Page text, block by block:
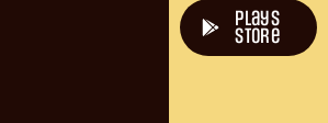
plays
store